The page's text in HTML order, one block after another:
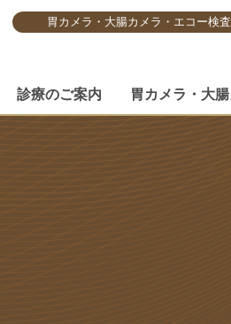
胃カメラ・大腸カメラ・エコー検
診療のご案内 胃カメラ・大